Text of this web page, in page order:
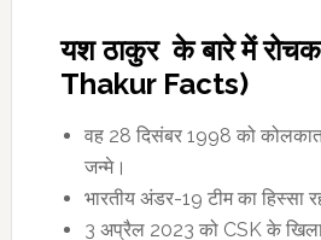
यश ठाकुर के बारे में
Thakur Facts)
वह 28 दिसंबर 1998 को
जन्मे।
भारतीय अंडर-19 टीम का हिस्सा
3 अप्रैल 2023 को CSK के